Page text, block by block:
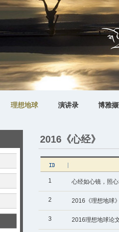
理想地球 演讲录 博雅
2016《心经》
1 心经如心镜，照
2 2016《理想地球
3 2016理想地球论